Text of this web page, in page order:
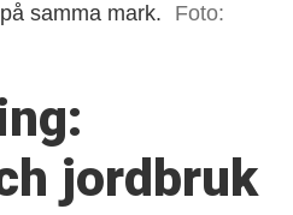
samma mark.
Foto:
jordbruk